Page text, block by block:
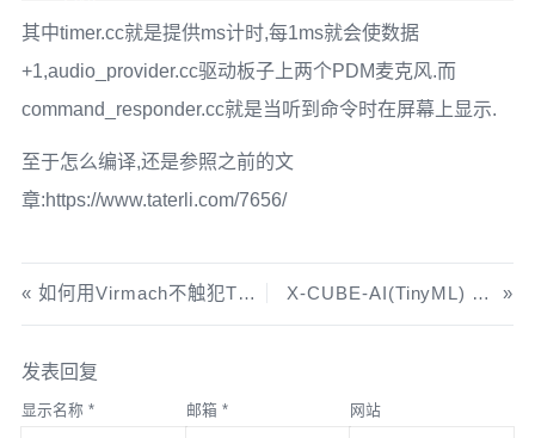
其中timer.cc就是提供ms计时,每1ms就会使数据
+1,audio_provider.cc驱动板子上两个PDM麦克风.而
command_responder.cc就是当听到命令时在屏幕上显示.
至于怎么编译,还是参照之前的文
章:https://www.taterli.com/7656/
如何用Virmach不触犯TOS地刷PT X-CUBE-AI(TinyML) + Keil
发表回复
显示名称 * 邮箱 * 网站